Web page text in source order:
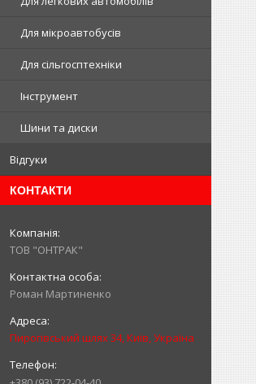
Для мікроавтобусів
Для сільгосптехніки
Інструмент
Шини та диски
Відгуки
КОНТАКТИ
ТОВ "ОНТРАК"
Роман Мартиненко
Пирогівський шлях 34, Київ, Україна